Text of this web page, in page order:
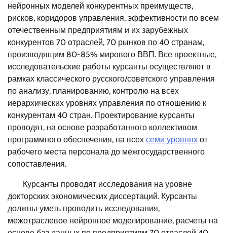
нейронных моделей конкурентных преимуществ,
рисков, коридоров управления, эффективности по всем
отечественным предприятиям и их зарубежных
конкурентов 70 отраслей, 70 рынков по 40 странам,
производящим 80-85% мирового ВВП. Все проектные,
исследовательские работы курсанты осуществляют в
рамках классического русского/советского управления
по анализу, планированию, контролю на всех
иерархических уровнях управления по отношению к
конкурентам 40 стран. Проектирование курсанты
проводят, на основе разработанного коллективом
программного обеспечения, на всех семи уровнях от
рабочего места персонала до межгосударственного
сопоставления.
Курсанты проводят исследования на уровне
докторских экономических диссертаций. Курсанты
должны уметь проводить исследования,
межотраслевое нейронное моделирование, расчеты на